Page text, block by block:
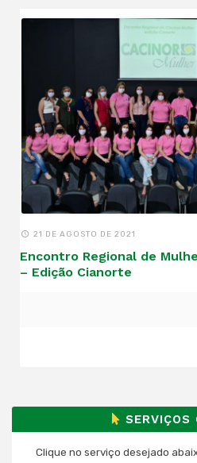
21 DE AGOSTO DE 2021
Encontro Regional de
– Edição Cianorte
SERVIÇOS
Clique no serviço desejado